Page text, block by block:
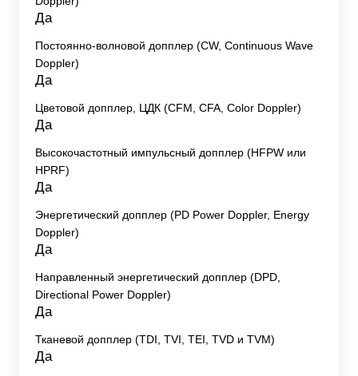
Да
Постоянно-волновой допплер (CW, Continuous Wave
Doppler)
Да
Цветовой допплер, ЦДК (CFM, CFA, Color Doppler)
Да
Высокочастотный импульсный допплер (HFPW или
HPRF)
Да
Энергетический допплер (PD Power Doppler, Energy
Doppler)
Да
Направленный энергетический допплер (DPD,
Directional Power Doppler)
Да
Тканевой допплер (TDI, TVI, TEI, TVD и TVM)
Да